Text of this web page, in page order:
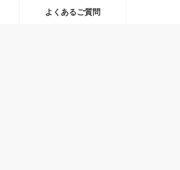
よくあるご質問